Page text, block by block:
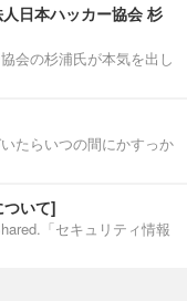
日本ハッカー協会 杉
会の杉浦氏が本気を出し
たらいつの間にかすっか
いて]
「セキュリティ情報